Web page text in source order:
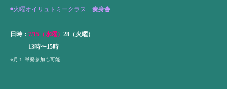
◉火曜オイリュトミークラス 奏身舎
日時： 7/15（水曜） 28（火曜）
13時〜15時
⭐︎月１,単発参加も可能
-------------------------------------------